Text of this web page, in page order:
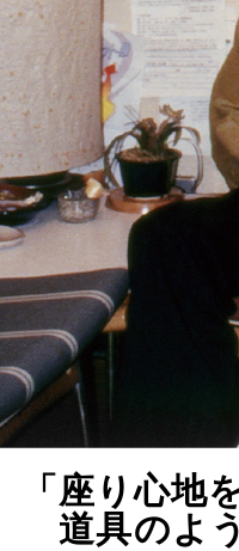
「座り心地
道具のよ